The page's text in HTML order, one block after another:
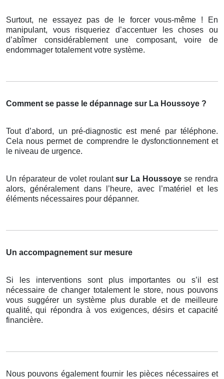
Surtout, ne essayez pas de le forcer vous-même ! En
manipulant, vous risqueriez d’accentuer les choses ou
d’abîmer considérablement une composant, voire de
endommager totalement votre système.
Comment se passe le dépannage sur La Houssoye ?
Tout d’abord, un pré-diagnostic est mené par téléphone.
Cela nous permet de comprendre le dysfonctionnement et
le niveau de urgence.
Un réparateur de volet roulantsur La Houssoyese rendra
alors, généralement dans l’heure, avec l’matériel et les
éléments nécessaires pour dépanner.
Un accompagnement sur mesure
Si les interventions sont plus importantes ou s’il est
nécessaire de changer totalement le store, nous pouvons
vous suggérer un système plus durable et de meilleure
qualité, qui répondra à vos exigences, désirs et capacité
financière.
Nous pouvons également fournir les pièces nécessaires et